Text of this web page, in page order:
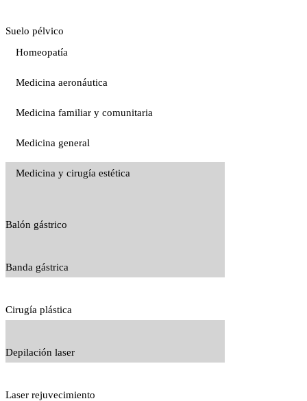
Suelo pélvico
Homeopatía
Medicina aeronáutica
Medicina familiar y comunitaria
Medicina general
Medicina y cirugía estética
Balón gástrico
Banda gástrica
Cirugía plástica
Depilación laser
Laser rejuvecimiento